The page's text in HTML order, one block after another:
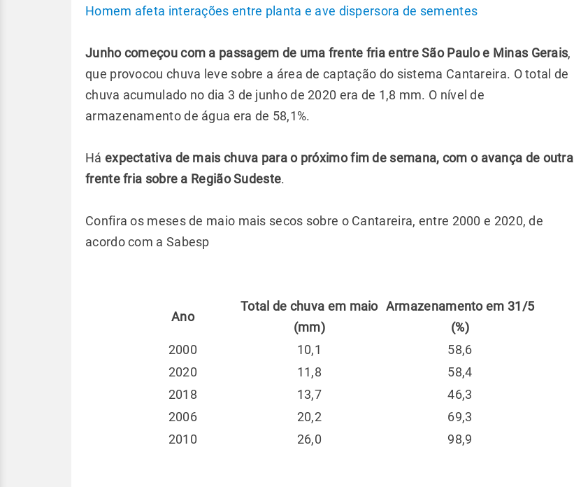
Homem afeta interações entre planta e ave dispersora de sementes
Junho começou com a passagem de uma frente fria entre São Paulo e Minas Gerais,
que provocou chuva leve sobre a área de captação do sistema Cantareira. O total de
chuva acumulado no dia 3 de junho de 2020 era de 1,8 mm. O nível de
armazenamento de água era de 58,1%.
Há expectativa de mais chuva para o próximo fim de semana, com o avança de outra
frente fria sobre a Região Sudeste.
Confira os meses de maio mais secos sobre o Cantareira, entre 2000 e 2020, de
acordo com a Sabesp
Ano
Total de chuva em maio
(mm)
Armazenamento em 31/5
(%)
2000
10,1
58,6
2020
11,8
58,4
2018
13,7
46,3
2006
20,2
69,3
2010
26,0 98,9